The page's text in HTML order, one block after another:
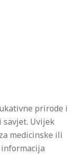
prirode i
Uvijek
medicinske ili